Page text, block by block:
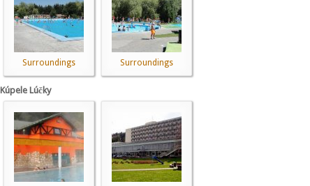
Surroundings Surroundings
Kúpele Lúčky